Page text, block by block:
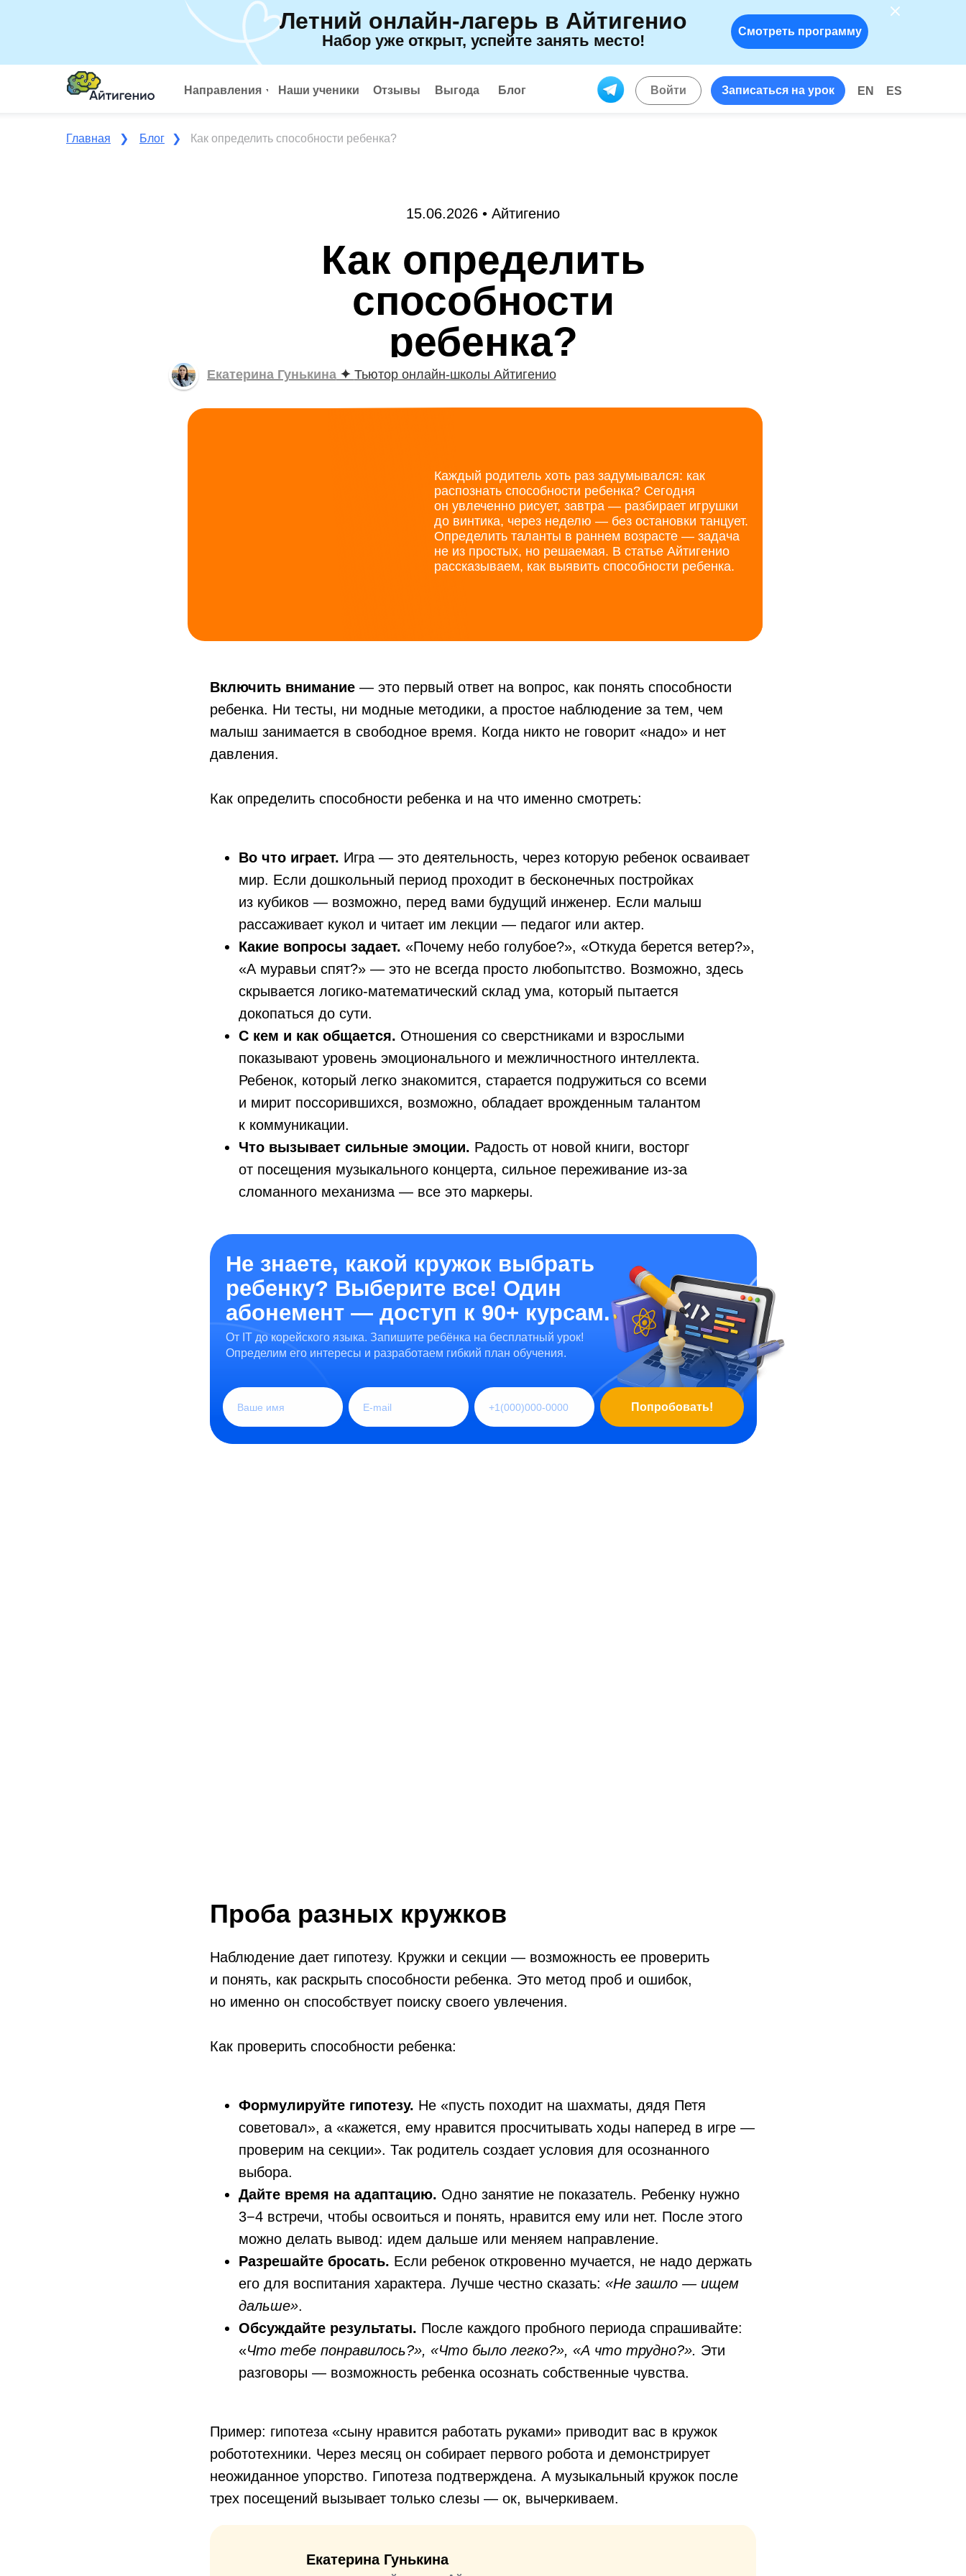
Смотреть программу
Летний онлайн-лагерь в Айтигенио
Набор уже открыт, успейте занять место!
Войти EN
Записаться на урок
Отзывы
Наши ученики
Направления Блог
Выгода ES
Как определить способности ребенка?
Главная Блог
❯ ❯
Как определить
способности
ребенка?
15.06.2026 • Айтигенио
Екатерина Гунькина✦ Тьютор онлайн-школы Айтигенио
Введение
Тесты на профориентацию
Чек-лист: «Как выбрать кружок для пробы»
Каждый родитель хоть раз задумывался: как
распознать способности ребенка? Сегодня
он увлеченно рисует, завтра — разбирает игрушки
до винтика, через неделю — без остановки танцует.
Определить таланты в раннем возрасте — задача
не из простых, но решаемая. В статье Айтигенио
рассказываем, как выявить способности ребенка.
Включить внимание — это первый ответ на вопрос, как понять способности
ребенка. Ни тесты, ни модные методики, а простое наблюдение за тем, чем
малыш занимается в свободное время. Когда никто не говорит «надо» и нет
давления.
Как определить способности ребенка и на что именно смотреть:
Во что играет. Игра — это деятельность, через которую ребенок осваивает
мир. Если дошкольный период проходит в бесконечных постройках
из кубиков — возможно, перед вами будущий инженер. Если малыш
рассаживает кукол и читает им лекции — педагог или актер.
Какие вопросы задает. «Почему небо голубое?», «Откуда берется ветер?»,
«А муравьи спят?» — это не всегда просто любопытство. Возможно, здесь
скрывается логико-математический склад ума, который пытается
докопаться до сути.
С кем и как общается. Отношения со сверстниками и взрослыми
показывают уровень эмоционального и межличностного интеллекта.
Ребенок, который легко знакомится, старается подружиться со всеми
и мирит поссорившихся, возможно, обладает врожденным талантом
к коммуникации.
Что вызывает сильные эмоции. Радость от новой книги, восторг
от посещения музыкального концерта, сильное переживание из-за
сломанного механизма — все это маркеры.
От IT до корейского языка. Запишите ребёнка на бесплатный урок!
Определим его интересы и разработаем гибкий план обучения.
Не знаете, какой кружок выбрать
ребенку? Выберите все! Один
абонемент — доступ к 90+ курсам.
Попробовать!
Проба разных кружков
Наблюдение дает гипотезу. Кружки и секции — возможность ее проверить
и понять, как раскрыть способности ребенка. Это метод проб и ошибок,
но именно он способствует поиску своего увлечения.
Как проверить способности ребенка:
Формулируйте гипотезу. Не «пусть походит на шахматы, дядя Петя
советовал», а «кажется, ему нравится просчитывать ходы наперед в игре —
проверим на секции». Так родитель создает условия для осознанного
выбора.
Дайте время на адаптацию. Одно занятие не показатель. Ребенку нужно
3−4 встречи, чтобы освоиться и понять, нравится ему или нет. После этого
можно делать вывод: идем дальше или меняем направление.
Разрешайте бросать. Если ребенок откровенно мучается, не надо держать
его для воспитания характера. Лучше честно сказать: «Не зашло — ищем
дальше».
Обсуждайте результаты. После каждого пробного периода спрашивайте:
«Что тебе понравилось?», «Что было легко?», «А что трудно?». Эти
разговоры — возможность ребенка осознать собственные чувства.
Пример: гипотеза «сыну нравится работать руками» приводит вас в кружок
робототехники. Через месяц он собирает первого робота и демонстрирует
неожиданное упорство. Гипотеза подтверждена. А музыкальный кружок после
трех посещений вызывает только слезы — ок, вычеркиваем.
Екатерина Гунькина